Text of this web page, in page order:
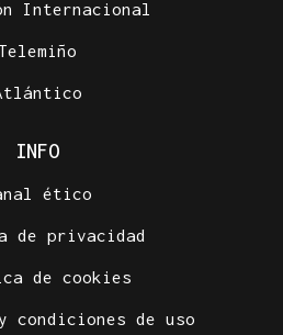
Internacional
Telemiño
INFO
ético
de privacidad
de cookies
condiciones de uso